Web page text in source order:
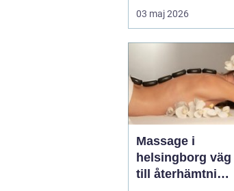
mu...
03 maj 2026
Massage i
helsingborg väg
till återhämtning